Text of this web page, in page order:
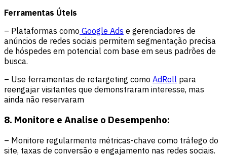
Ferramentas Úteis
– Plataformas como Google Ads e gerenciadores de
anúncios de redes sociais permitem segmentação precisa
de hóspedes em potencial com base em seus padrões de
busca.
– Use ferramentas de retargeting como AdRoll para
reengajar visitantes que demonstraram interesse, mas
ainda não reservaram
8. Monitore e Analise o Desempenho:
– Monitore regularmente métricas-chave como tráfego do
site, taxas de conversão e engajamento nas redes sociais.